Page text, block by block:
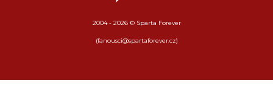
2004 - 2026 © Sparta Forever
(fanousci@spartaforever.cz)